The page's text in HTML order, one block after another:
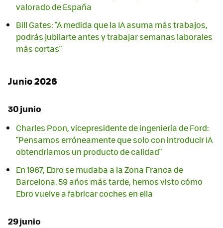
valorado de España
Bill Gates: "A medida que la IA asuma más trabajos,
podrás jubilarte antes y trabajar semanas laborales
más cortas"
Junio 2026
30 junio
Charles Poon, vicepresidente de ingeniería de Ford:
"Pensamos erróneamente que solo con introducir IA
obtendríamos un producto de calidad"
En 1967, Ebro se mudaba a la Zona Franca de
Barcelona. 59 años más tarde, hemos visto cómo
Ebro vuelve a fabricar coches en ella
29 junio